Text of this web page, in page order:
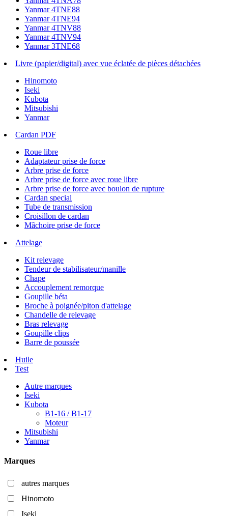
Yanmar 4TNE88
Yanmar 4TNE94
Yanmar 4TNV88
Yanmar 4TNV94
Yanmar 3TNE68
Livre (papier/digital) avec vue éclatée de pièces détachées
Hinomoto
Iseki
Kubota
Mitsubishi
Yanmar
Cardan PDF
Roue libre
Adaptateur prise de force
Arbre prise de force
Arbre prise de force avec roue libre
Arbre prise de force avec boulon de rupture
Cardan special
Tube de transmission
Croisillon de cardan
Mâchoire prise de force
Attelage
Kit relevage
Tendeur de stabilisateur/manille
Chape
Accouplement remorque
Goupille béta
Broche à poignée/piton d'attelage
Chandelle de relevage
Bras relevage
Goupille clips
Barre de poussée
Huile
Test
Autre marques
Iseki
Kubota
B1-16 / B1-17
Moteur
Mitsubishi
Yanmar
Marques
autres marques
Hinomoto
Iseki